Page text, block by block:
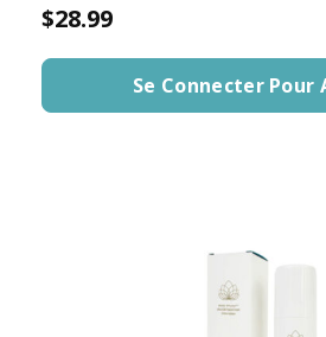
$28.99
Se Connecter Pour